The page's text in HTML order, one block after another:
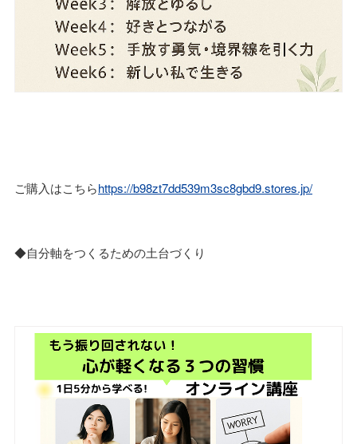
ご購入はこちらhttps://b98zt7dd539m3sc8gbd9.stores.jp/
◆自分軸をつくるための土台づくり